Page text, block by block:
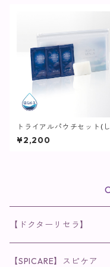
トライアルパウチセット(し
とりタイプ)【化粧水】
¥2,200
【ドクターリセラ】
◉AQUA VENUS
【SPICARE】スピケア